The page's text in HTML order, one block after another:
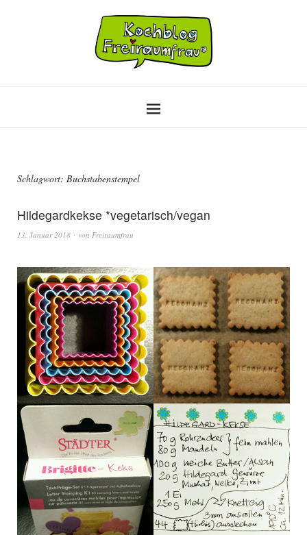
Schlagwort: Buchstabenstempel
Hildegardkekse *vegetarisch/vegan
13. Januar 2018 von Freiraumfrau